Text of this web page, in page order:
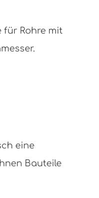
für Rohre mit
eine
Bauteile